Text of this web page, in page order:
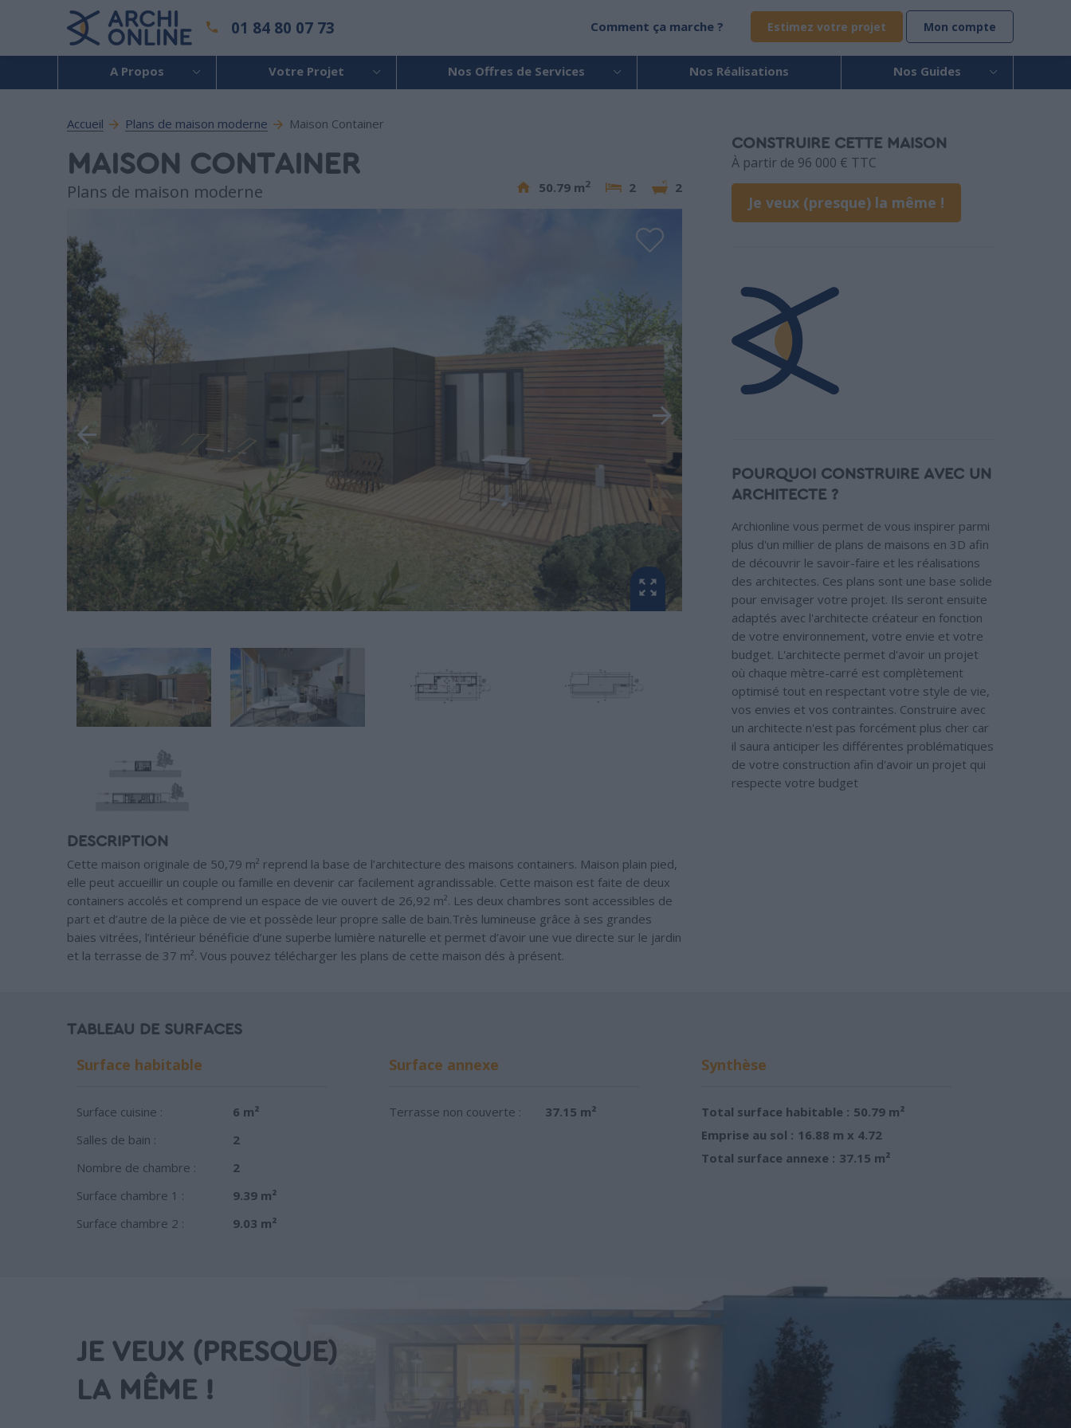
01 84 80 07 73 Comment ça marche ? Estimez votre projet Mon compte
A Propos Votre Projet Nos Offres de Services Nos Réalisations Nos Guides
Accueil Plans de maison moderne Maison Container
MAISON CONTAINER
Plans de maison moderne 50.79 m2 2 2
DESCRIPTION
Cette maison originale de 50,79 m² reprend la base de l’architecture des maisons containers. Maison plain pied,
elle peut accueillir un couple ou famille en devenir car facilement agrandissable. Cette maison est faite de deux
containers accolés et comprend un espace de vie ouvert de 26,92 m². Les deux chambres sont accessibles de
part et d’autre de la pièce de vie et possède leur propre salle de bain.Très lumineuse grâce à ses grandes
baies vitrées, l’intérieur bénéficie d’une superbe lumière naturelle et permet d’avoir une vue directe sur le jardin
et la terrasse de 37 m². Vous pouvez télécharger les plans de cette maison dés à présent.
CONSTRUIRE CETTE MAISON
À partir de 96 000 € TTC
Je veux (presque) la même !
POURQUOI CONSTRUIRE AVEC UN
ARCHITECTE ?
Archionline vous permet de vous inspirer parmi
plus d'un millier de plans de maisons en 3D afin
de découvrir le savoir-faire et les réalisations
des architectes. Ces plans sont une base solide
pour envisager votre projet. Ils seront ensuite
adaptés avec l'architecte créateur en fonction
de votre environnement, votre envie et votre
budget. L'architecte permet d'avoir un projet
où chaque mètre-carré est complètement
optimisé tout en respectant votre style de vie,
vos envies et vos contraintes. Construire avec
un architecte n'est pas forcément plus cher car
il saura anticiper les différentes problématiques
de votre construction afin d'avoir un projet qui
respecte votre budget
TABLEAU DE SURFACES
Surface habitable
Surface cuisine :
6 m²
Salles de bain :
2
Nombre de chambre :
2
Surface chambre 1 :
9.39 m²
Surface chambre 2 :
9.03 m²
Surface annexe
Terrasse non couverte : 37.15 m²
Synthèse
Total surface habitable : 50.79 m²
Emprise au sol : 16.88 m x 4.72
Total surface annexe : 37.15 m²
JE VEUX (PRESQUE)
LA MÊME !